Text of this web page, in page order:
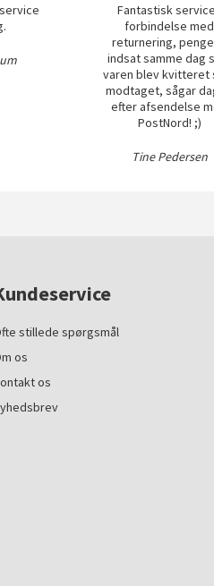
Fantastisk
forbindelse med
returnering,
indsat samme dag
varen blev kvitteret
modtaget, sågar
efter afsendelse
PostNord! ;)
Tine Pedersen
stillede spørgsmål
os
os